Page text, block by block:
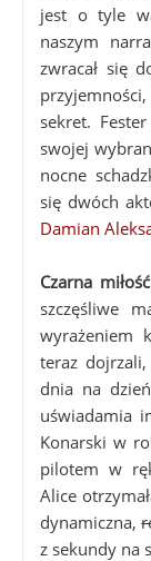
jest o tyle
naszym
zwracał się
sekret.
swojej
nocne
się dwóch
Damian
Czarna
szczęśliwe
wyrażeniem
teraz
dnia na
uświadamia
Konarski w
pilotem w
Alice
dynamiczna,
z sekundy na